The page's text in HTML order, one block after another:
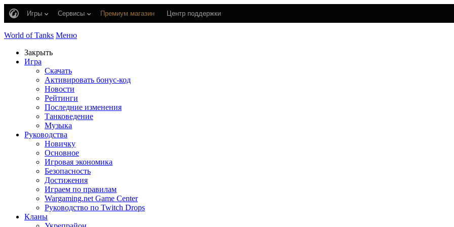
Игры Сервисы Премиум магазин Центр поддержки
World of Tanks Меню
Закрыть
Игра
Скачать
Активировать бонус-код
Новости
Рейтинги
Последние изменения
Танковедение
Музыка
Руководства
Новичку
Основное
Игровая экономика
Безопасность
Достижения
Играем по правилам
Wargaming.net Game Center
Руководство по Twitch Drops
Кланы